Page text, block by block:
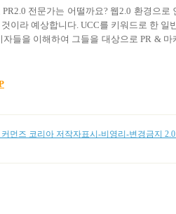
전문가는 어떨까요? 웹2.0 환경으
이라 예상합니다. UCC를 키워드로 한
들을 이해하여 그들을 대상으로 PR &
먼즈 코리아 저작자표시-비영리-변경금지